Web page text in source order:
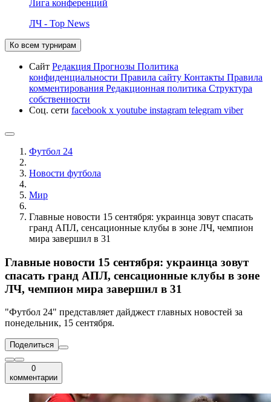
Лига конференций
ЛЧ - Top News
Ко всем турнирам
Сайт Редакция Прогнозы Политика
конфиденциальности Правила сайту Контакты Правила
комментирования Редакционная политика Структура
собственности
Соц. сети facebook x youtube instagram telegram viber
Футбол 24
Новости футбола
Мир
Главные новости 15 сентября: украинца зовут спасать
гранд АПЛ, сенсационные клубы в зоне ЛЧ, чемпион
мира завершил в 31
Главные новости 15 сентября: украинца зовут
спасать гранд АПЛ, сенсационные клубы в зоне
ЛЧ, чемпион мира завершил в 31
"Футбол 24" представляет дайджест главных новостей за
понедельник, 15 сентября.
Поделиться
0
комментарии